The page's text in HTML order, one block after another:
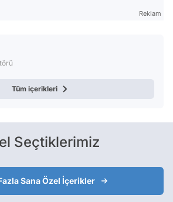
Reklam
Tüm içerikleri
Seçtiklerimiz
Sana Özel İçerikler